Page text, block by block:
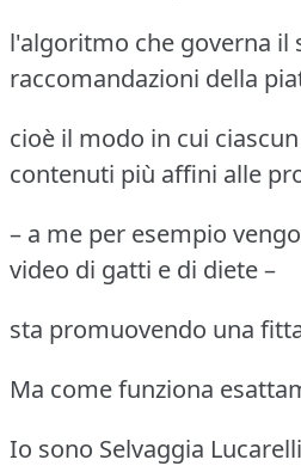
l'algoritmo che governa il
raccomandazioni della
cioè il modo in cui
contenuti più affini alle
– a me per esempio
video di gatti e di diete –
sta promuovendo una
Ma come funziona
Io sono Selvaggia